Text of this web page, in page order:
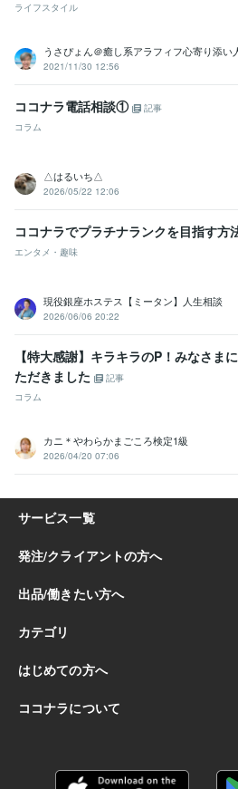
ライフスタイル
うさぴょん＠癒し系アラフィフ心寄り添い
2021/11/30 12:56
ココナラ電話相談①
記事
コラム
△はるいち△
2026/05/22 12:06
ココナラでプラチナランクを目指す方
エンタメ・趣味
現役銀座ホステス【ミータン】人生相談
2026/06/06 20:22
【特大感謝】キラキラのP！みなさま
ただきました
記事
コラム
カニ＊やわらかまごころ検定1級
2026/04/20 07:06